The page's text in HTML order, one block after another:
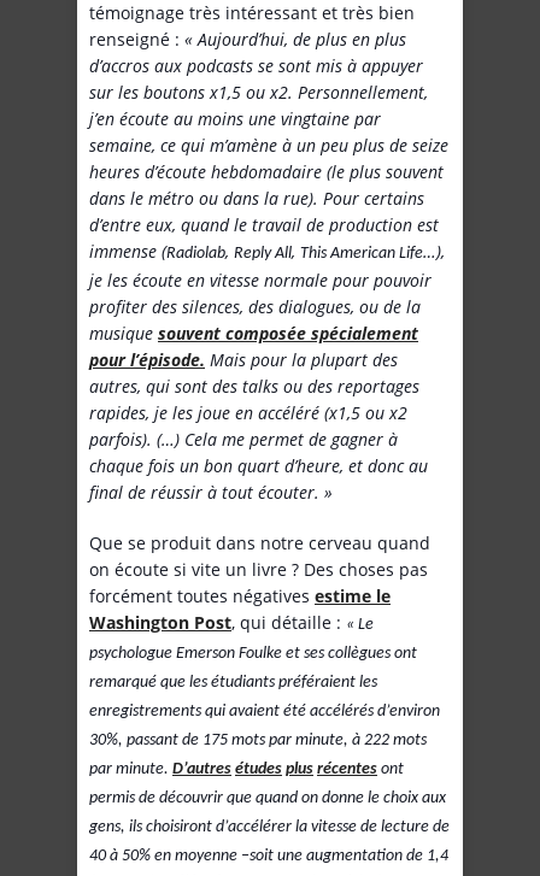
témoignage très intéressant et très bien
renseigné : « Aujourd’hui, de plus en plus
d’accros aux podcasts se sont mis à appuyer
sur les boutons x1,5 ou x2. Personnellement,
j’en écoute au moins une vingtaine par
semaine, ce qui m’amène à un peu plus de seize
heures d’écoute hebdomadaire (le plus souvent
dans le métro ou dans la rue). Pour certains
d’entre eux, quand le travail de production est
immense (Radiolab, Reply All, This American Life…),
je les écoute en vitesse normale pour pouvoir
profiter des silences, des dialogues, ou de la
musique souvent composée spécialement
pour l’épisode. Mais pour la plupart des
autres, qui sont des talks ou des reportages
rapides, je les joue en accéléré (x1,5 ou x2
parfois). (…) Cela me permet de gagner à
chaque fois un bon quart d’heure, et donc au
final de réussir à tout écouter. »
Que se produit dans notre cerveau quand
on écoute si vite un livre ? Des choses pas
forcément toutes négatives estime le
Washington Post, qui détaille : « Le
psychologue Emerson Foulke et ses collègues ont
remarqué que les étudiants préféraient les
enregistrements qui avaient été accélérés d’environ
30%, passant de 175 mots par minute, à 222 mots
par minute. D’autres études plus récentes ont
permis de découvrir que quand on donne le choix aux
gens, ils choisiront d’accélérer la vitesse de lecture de
40 à 50% en moyenne –soit une augmentation de 1,4